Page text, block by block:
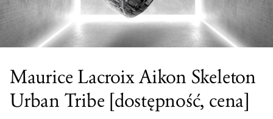
Maurice Lacroix Aikon Skeleton
Urban Tribe [dostępność, cena]